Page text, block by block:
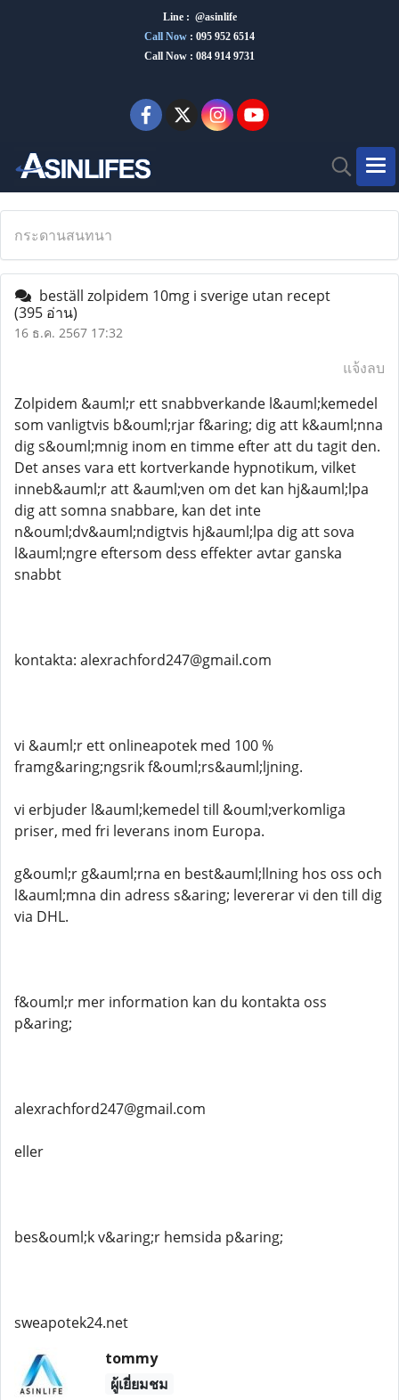
Line : @asinlife
Call Now : 095 952 6514
Call Now : 084 914 9731
กระดานสนทนา
beställ zolpidem 10mg i sverige utan recept
(395 อ่าน)
16 ธ.ค. 2567 17:32
แจ้งลบ
Zolpidem &auml;r ett snabbverkande l&auml;kemedel
som vanligtvis b&ouml;rjar f&aring; dig att k&auml;nna
dig s&ouml;mnig inom en timme efter att du tagit den.
Det anses vara ett kortverkande hypnotikum, vilket
inneb&auml;r att &auml;ven om det kan hj&auml;lpa
dig att somna snabbare, kan det inte
n&ouml;dv&auml;ndigtvis hj&auml;lpa dig att sova
l&auml;ngre eftersom dess effekter avtar ganska
snabbt
kontakta: alexrachford247@gmail.com
vi &auml;r ett onlineapotek med 100 %
framg&aring;ngsrik f&ouml;rs&auml;ljning.
vi erbjuder l&auml;kemedel till &ouml;verkomliga
priser, med fri leverans inom Europa.
g&ouml;r g&auml;rna en best&auml;llning hos oss och
l&auml;mna din adress s&aring; levererar vi den till dig
via DHL.
f&ouml;r mer information kan du kontakta oss
p&aring;
alexrachford247@gmail.com
eller
bes&ouml;k v&aring;r hemsida p&aring;
sweapotek24.net
tommy
ผู้เยี่ยมชม